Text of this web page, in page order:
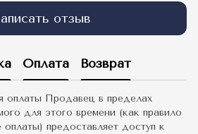
отзыв
Оплата Возврат
оплаты Продавец в пределах
для этого времени (как правило
предоставляет доступ к